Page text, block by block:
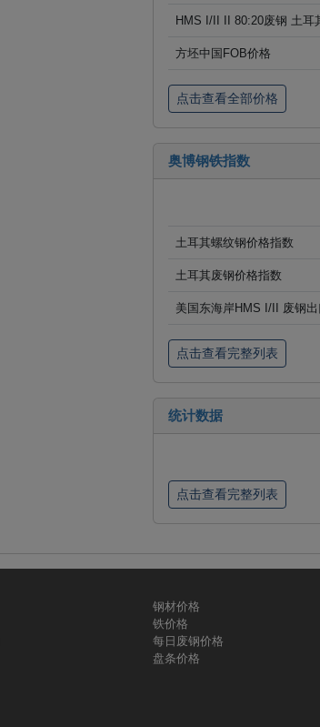
HMS I/II II 80:20废钢 土耳
方坯中国FOB价格
点击查看全部价格
奥博钢铁指数
土耳其螺纹钢价格指数
土耳其废钢价格指数
美国东海岸HMS I/II 废钢
点击查看完整列表
统计数据
点击查看完整列表
钢材价格
铁价格
每日废钢价格
盘条价格